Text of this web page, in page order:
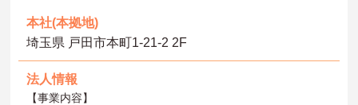
本社(本拠地)
埼玉県 戸田市本町1-21-2 2F
法人情報
【事業内容】